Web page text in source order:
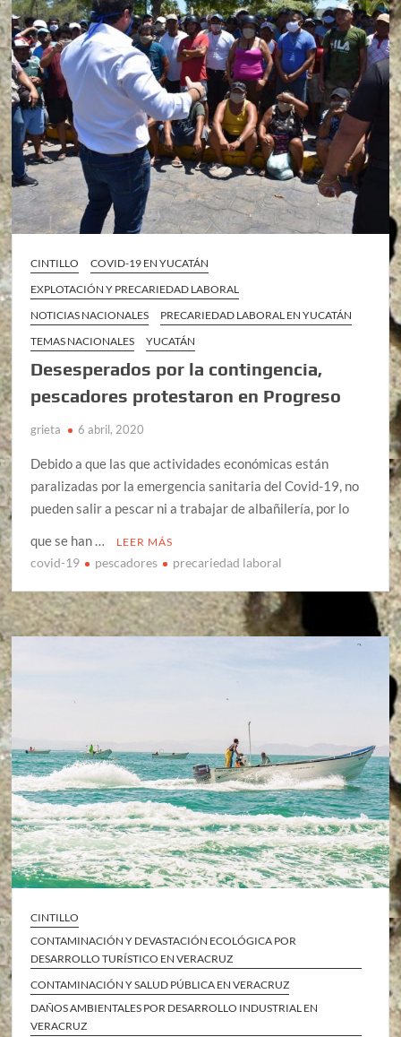
CINTILLO
COVID-19 EN YUCATÁN
EXPLOTACIÓN Y PRECARIEDAD LABORAL
NOTICIAS NACIONALES
PRECARIEDAD LABORAL EN YUCATÁN
TEMAS NACIONALES
YUCATÁN
Desesperados por la contingencia,
pescadores protestaron en Progreso
grieta 6 abril, 2020
Debido a que las que actividades económicas están
paralizadas por la emergencia sanitaria del Covid-19, no
pueden salir a pescar ni a trabajar de albañilería, por lo
que se han …
LEER MÁS
covid-19 pescadores precariedad laboral
CINTILLO
CONTAMINACIÓN Y DEVASTACIÓN ECOLÓGICA POR
DESARROLLO TURÍSTICO EN VERACRUZ
CONTAMINACIÓN Y SALUD PÚBLICA EN VERACRUZ
DAÑOS AMBIENTALES POR DESARROLLO INDUSTRIAL EN
VERACRUZ